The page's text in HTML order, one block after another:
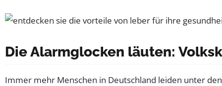
Die Alarmglocken läuten:
Immer mehr Menschen in Deutschland leiden unter